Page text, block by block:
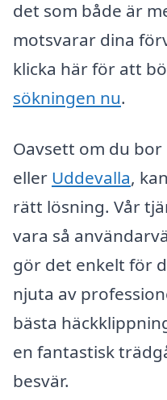
det som både är
motsvarar dina
klicka här för att
sökningen nu.
Oavsett om du bor
eller Uddevalla,
rätt lösning. Vår
vara så
gör det enkelt för
njuta av
bästa
en fantastisk
besvär.